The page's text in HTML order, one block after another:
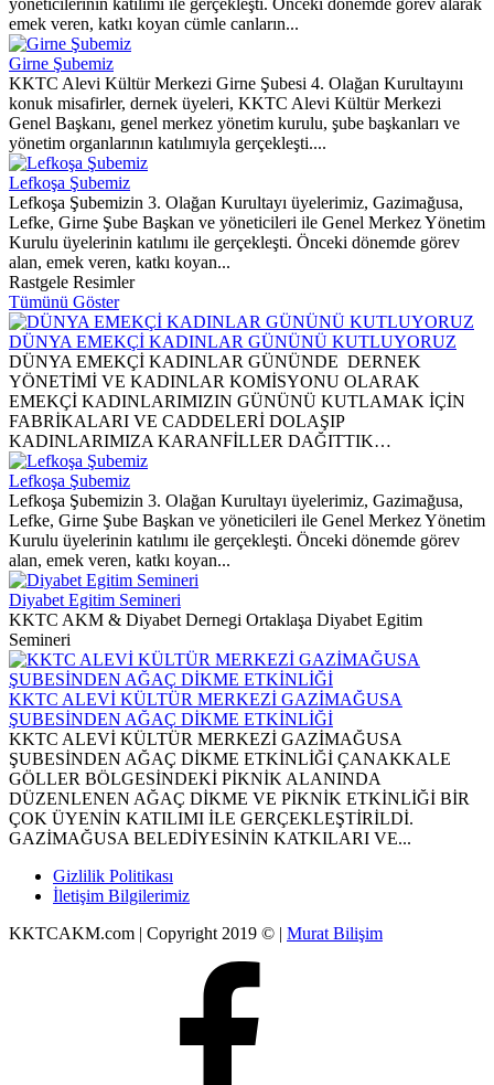
emek veren, katkı koyan cümle canların...
Girne Şubemiz
KKTC Alevi Kültür Merkezi Girne Şubesi 4. Olağan Kurultayını
konuk misafirler, dernek üyeleri, KKTC Alevi Kültür Merkezi
Genel Başkanı, genel merkez yönetim kurulu, şube başkanları ve
yönetim organlarının katılımıyla gerçekleşti....
Lefkoşa Şubemiz
Lefkoşa Şubemizin 3. Olağan Kurultayı üyelerimiz, Gazimağusa,
Lefke, Girne Şube Başkan ve yöneticileri ile Genel Merkez Yönetim
Kurulu üyelerinin katılımı ile gerçekleşti. Önceki dönemde görev
alan, emek veren, katkı koyan...
Rastgele Resimler
Tümünü Göster
DÜNYA EMEKÇİ KADINLAR GÜNÜNÜ KUTLUYORUZ
DÜNYA EMEKÇİ KADINLAR GÜNÜNDE DERNEK
YÖNETİMİ VE KADINLAR KOMİSYONU OLARAK
EMEKÇİ KADINLARIMIZIN GÜNÜNÜ KUTLAMAK İÇİN
FABRİKALARI VE CADDELERİ DOLAŞIP
KADINLARIMIZA KARANFİLLER DAĞITTIK…
Lefkoşa Şubemiz
Lefkoşa Şubemizin 3. Olağan Kurultayı üyelerimiz, Gazimağusa,
Lefke, Girne Şube Başkan ve yöneticileri ile Genel Merkez Yönetim
Kurulu üyelerinin katılımı ile gerçekleşti. Önceki dönemde görev
alan, emek veren, katkı koyan...
Diyabet Egitim Semineri
KKTC AKM & Diyabet Dernegi Ortaklaşa Diyabet Egitim
Semineri
KKTC ALEVİ KÜLTÜR MERKEZİ GAZİMAĞUSA
ŞUBESİNDEN AĞAÇ DİKME ETKİNLİĞİ
KKTC ALEVİ KÜLTÜR MERKEZİ GAZİMAĞUSA
ŞUBESİNDEN AĞAÇ DİKME ETKİNLİĞİ ÇANAKKALE
GÖLLER BÖLGESİNDEKİ PİKNİK ALANINDA
DÜZENLENEN AĞAÇ DİKME VE PİKNİK ETKİNLİĞİ BİR
ÇOK ÜYENİN KATILIMI İLE GERÇEKLEŞTİRİLDİ.
GAZİMAĞUSA BELEDİYESİNİN KATKILARI VE...
Gizlilik Politikası
İletişim Bilgilerimiz
KKTCAKM.com | Copyright 2019 © | Murat Bilişim